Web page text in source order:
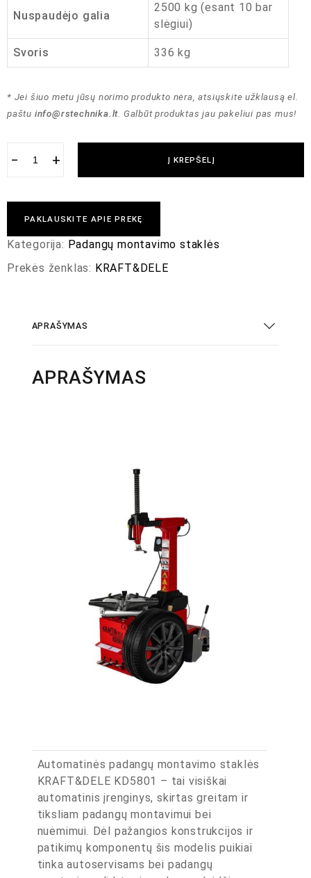
Nuspaudėjo galia
2500 kg (esant 10 bar
slėgiui)
Svoris 336 kg
* Jei šiuo metu jūsų norimo produkto nėra, atsiųskite užklausą el.
paštu info@rstechnika.lt. Galbūt produktas jau pakeliui pas mus!
− + Į KREPŠELĮ
PAKLAUSKITE APIE PREKĘ
Kategorija: Padangų montavimo staklės
Prekės ženklas: KRAFT&DELE
APRAŠYMAS
APRAŠYMAS
Automatinės padangų montavimo staklės
KRAFT&DELE KD5801 – tai visiškai
automatinis įrenginys, skirtas greitam ir
tiksliam padangų montavimui bei
nuėmimui. Dėl pažangios konstrukcijos ir
patikimų komponentų šis modelis puikiai
tinka autoservisams bei padangų